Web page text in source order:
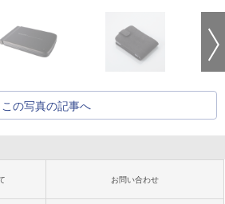
この写真の記事へ
お問い合わせ